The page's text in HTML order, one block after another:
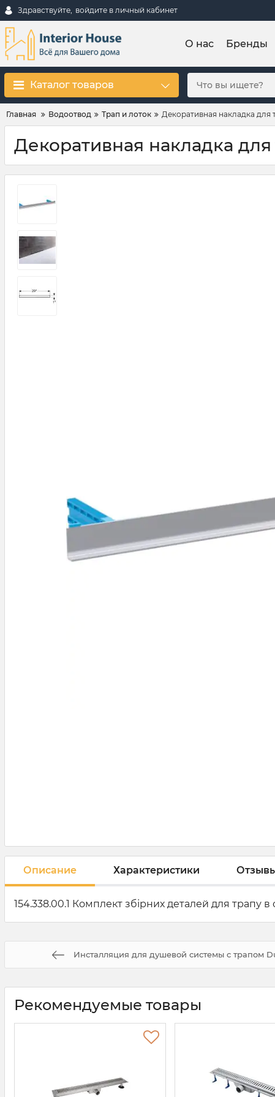
Здравствуйте, войдите в личный кабинет
О нас Бренды
Каталог товаров
Главная Водоотвод Трап и лоток Декоративная накладка для
Декоративная накладка для
Описание Характеристики
154.338.00.1 Комплект збірних деталей для трапу
Инсталляция для душевой системы с трапом
Рекомендуемые товары